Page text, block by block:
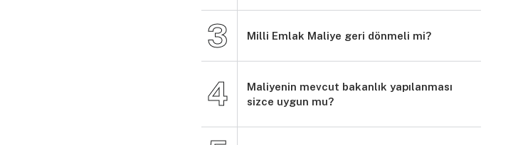
Milli Emlak Maliye geri dönmeli mi?
Maliyenin mevcut bakanlık yapılanması
sizce uygun mu?